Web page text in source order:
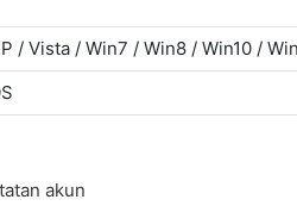
/ Vista / Win7 / Win8 / Win10 /
akun